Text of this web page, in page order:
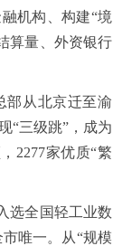
机构、构建“境
算量、外资银行
部从北京迁至渝
“三级跳”，成为
2277家优质“繁
选全国轻工业数
唯一。从“规模